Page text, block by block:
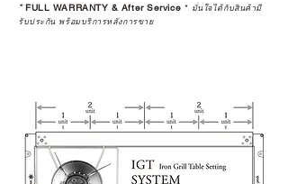
ในอุปกรณ์ที่คุณรัก มีคุณค่าอย่าง
เพื่อให้คุณได้รับทั้งสินค้า และ
ประสบการณ์ที่สมบูรณ์แบบในระยะ
ยาว
*FULL WARRANTY & After Service * มั่นใจได้กับสินค้ามี
รับประกัน พร้อมบริการหลังการขาย